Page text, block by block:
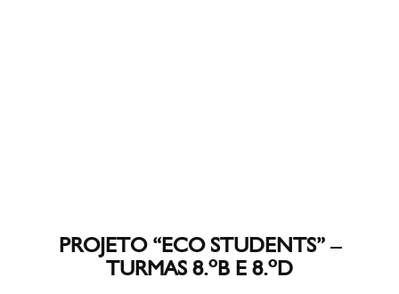
PROJETO “ECO STUDENTS” –
TURMAS 8.ºB E 8.ºD